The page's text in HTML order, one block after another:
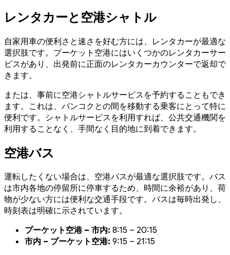
レンタカーと空港シャトル
自家用車の便利さと速さを好む方には、レンタカーが最適な
選択肢です。プーケット空港にはいくつかのレンタカーサー
ビスがあり、出発前に正面のレンタカーカウンターで返却で
きます。
または、事前に空港シャトルサービスを予約することもでき
ます。これは、バンコクとの間を移動する乗客にとって特に
便利です。シャトルサービスを利用すれば、公共交通機関を
利用することなく、手間なく目的地に到着できます。
空港バス
運転したくない場合は、空港バスが最適な選択肢です。バス
は市内各地の停留所に停車するため、時間に余裕があり、荷
物が少ない方には便利な交通手段です。バスは毎時出発し、
時刻表は明確に示されています。
プーケット空港 – 市内: 8:15 – 20:15
市内 – プーケット空港: 9:15 – 21:15